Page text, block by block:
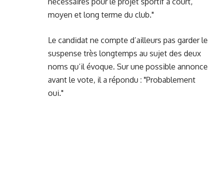
moyen et long terme du club."
Le candidat ne compte d’ailleurs pas garder le
suspense très longtemps au sujet des deux
noms qu’il évoque. Sur une possible annonce
avant le vote, il a répondu : "Probablement
oui."